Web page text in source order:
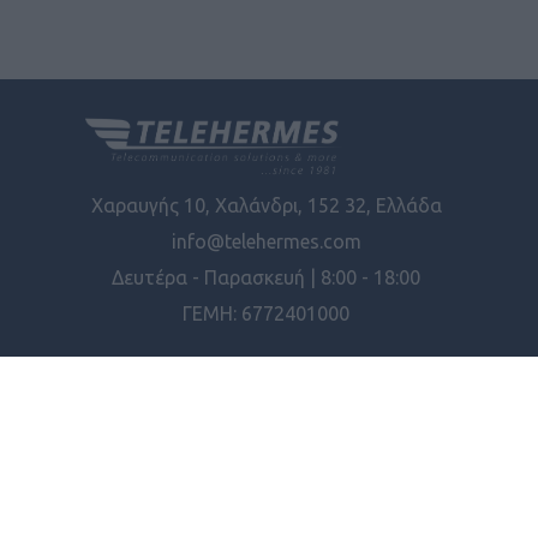
Χαραυγής 10, Χαλάνδρι, 152 32, Ελλάδα
info@telehermes.com
Δευτέρα - Παρασκευή | 8:00 - 18:00
ΓΕΜΗ: 6772401000